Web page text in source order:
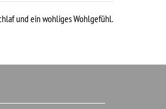
und ein wohliges Wohlgefühl.